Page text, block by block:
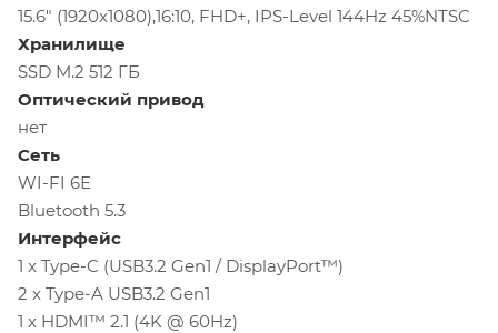
15.6" (1920x1080),16:10, FHD+, IPS-Level 144Hz 45%NTSC
Хранилище
SSD M.2 512 ГБ
Оптический привод
нет
Сеть
WI-FI 6E
Bluetooth 5.3
Интерфейс
1 x Type-C (USB3.2 Gen1 / DisplayPort™)
2 x Type-A USB3.2 Gen1
1 x HDMI™ 2.1 (4K @ 60Hz)